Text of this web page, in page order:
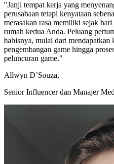
"Janji tempat kerja yang
perusahaan tetapi kenyataan
merasakan rasa memiliki sejak
rumah kedua Anda. Peluang
habisnya, mulai dari mendapatkan
pengembangan game hingga
peluncuran game."
Allwyn D’Souza,
Senior Influencer dan Manajer